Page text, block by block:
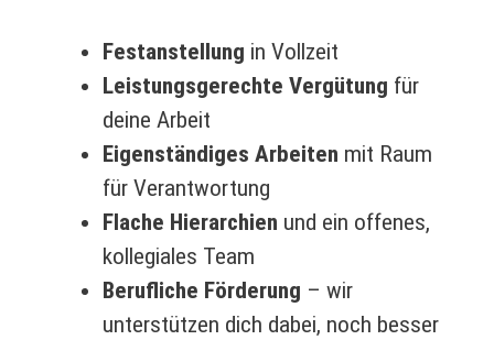
Festanstellung in Vollzeit
Leistungsgerechte Vergütung für
deine Arbeit
Eigenständiges Arbeiten mit Raum
für Verantwortung
Flache Hierarchien und ein offenes,
kollegiales Team
Berufliche Förderung – wir
unterstützen dich dabei, noch besser